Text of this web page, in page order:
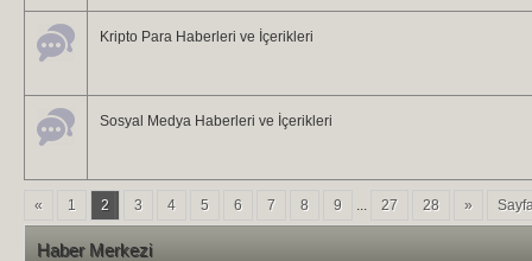
Kripto Para Haberleri ve İçerikleri
Sosyal Medya Haberleri ve İçerikleri
« 1 2 3 4 5 6 7 8 9 ... 27 28 »
Haber Merkezi